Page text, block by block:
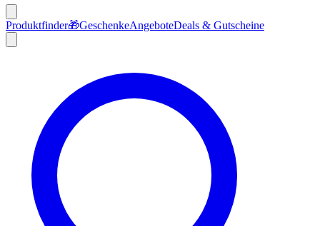
Produktfinder🎁GeschenkeAngeboteDeals & Gutscheine